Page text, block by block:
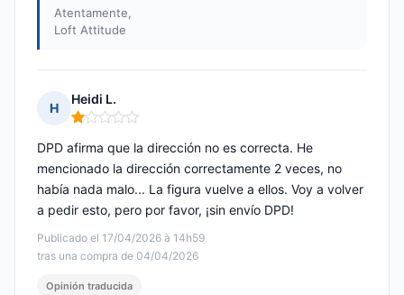
Atentamente,
Loft Attitude
H
Heidi L.
Nota: 1 de 5
Publicado el 17/04/2026 à 14h59
tras una compra de 04/04/2026
DPD afirma que la dirección no es correcta. He
mencionado la dirección correctamente 2 veces, no
había nada malo... La figura vuelve a ellos. Voy a volver
a pedir esto, pero por favor, ¡sin envío DPD!
Opinión traducida